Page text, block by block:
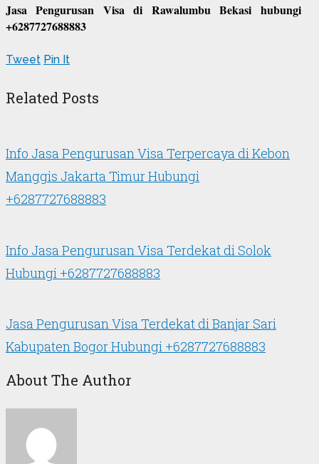
Jasa Pengurusan Visa di Rawalumbu Bekasi hubungi
+6287727688883
Tweet Pin It
Related Posts
Info Jasa Pengurusan Visa Terpercaya di Kebon
Manggis Jakarta Timur Hubungi
+6287727688883
Info Jasa Pengurusan Visa Terdekat di Solok
Hubungi +6287727688883
Jasa Pengurusan Visa Terdekat di Banjar Sari
Kabupaten Bogor Hubungi +6287727688883
About The Author